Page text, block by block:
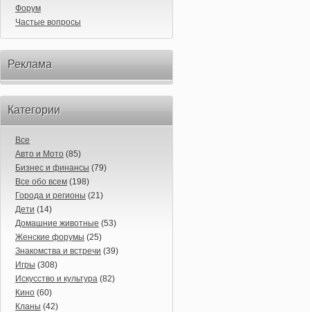
Форум
Частые вопросы
Реклама
Категории
Все
Авто и Мото (85)
Бизнес и финансы (79)
Все обо всем (198)
Города и регионы (21)
Дети (14)
Домашние животные (53)
Женские форумы (25)
Знакомства и встречи (39)
Игры (308)
Искусство и культура (82)
Кино (60)
Кланы (42)